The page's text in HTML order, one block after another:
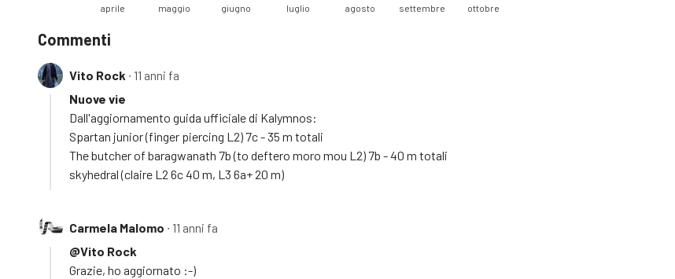
aprile maggio giugno luglio agosto settembre ottobre
Commenti
Vito Rock ∙ 11 anni fa
Nuove vie
Dall'aggiornamento guida ufficiale di Kalymnos:
Spartan junior (finger piercing L2) 7c - 35 m totali
The butcher of baragwanath 7b (to deftero moro mou L2) 7b - 40 m totali
skyhedral (claire L2 6c 40 m, L3 6a+ 20 m)
Carmela Malomo ∙ 11 anni fa
@Vito Rock
Grazie, ho aggiornato :-)